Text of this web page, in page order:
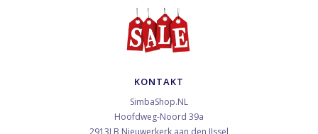
KONTAKT
SimbaShop.NL
Hoofdweg-Noord 39a
2913LB Nieuwerkerk aan den IJssel